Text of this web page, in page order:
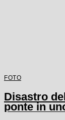
FOTO
Disastro
ponte in